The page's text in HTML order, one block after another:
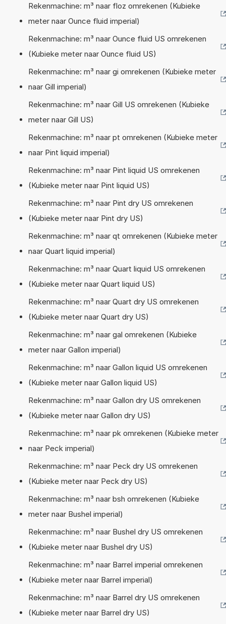
Rekenmachine: m³ naar floz omrekenen (Kubieke
meter naar Ounce fluid imperial)
Rekenmachine: m³ naar Ounce fluid US omrekenen
(Kubieke meter naar Ounce fluid US)
Rekenmachine: m³ naar gi omrekenen (Kubieke meter
naar Gill imperial)
Rekenmachine: m³ naar Gill US omrekenen (Kubieke
meter naar Gill US)
Rekenmachine: m³ naar pt omrekenen (Kubieke meter
naar Pint liquid imperial)
Rekenmachine: m³ naar Pint liquid US omrekenen
(Kubieke meter naar Pint liquid US)
Rekenmachine: m³ naar Pint dry US omrekenen
(Kubieke meter naar Pint dry US)
Rekenmachine: m³ naar qt omrekenen (Kubieke meter
naar Quart liquid imperial)
Rekenmachine: m³ naar Quart liquid US omrekenen
(Kubieke meter naar Quart liquid US)
Rekenmachine: m³ naar Quart dry US omrekenen
(Kubieke meter naar Quart dry US)
Rekenmachine: m³ naar gal omrekenen (Kubieke
meter naar Gallon imperial)
Rekenmachine: m³ naar Gallon liquid US omrekenen
(Kubieke meter naar Gallon liquid US)
Rekenmachine: m³ naar Gallon dry US omrekenen
(Kubieke meter naar Gallon dry US)
Rekenmachine: m³ naar pk omrekenen (Kubieke meter
naar Peck imperial)
Rekenmachine: m³ naar Peck dry US omrekenen
(Kubieke meter naar Peck dry US)
Rekenmachine: m³ naar bsh omrekenen (Kubieke
meter naar Bushel imperial)
Rekenmachine: m³ naar Bushel dry US omrekenen
(Kubieke meter naar Bushel dry US)
Rekenmachine: m³ naar Barrel imperial omrekenen
(Kubieke meter naar Barrel imperial)
Rekenmachine: m³ naar Barrel dry US omrekenen
(Kubieke meter naar Barrel dry US)